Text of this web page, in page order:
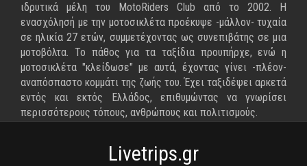
ιδρυτικά μέλη του MotoRiders Club από το 2002. Η
ενασχόλησή με την μοτοσικλέτα προέκυψε -μάλλον- τυχαία
σε ηλικία 27 ετών, συμμετέχοντας ως συνεπιβάτης σε μια
μοτοβόλτα. Το πάθος για τα ταξίδια προυπήρχε, ενώ η
μοτοσικλέτα "κλείδωσε" με αυτά, έχοντας γίνει -πλέον-
αναπόσπαστο κομμάτι της ζωής του. Έχει ταξιδέψει αρκετά
εντός και εκτός Ελλάδος, επιθυμώντας να γνωρίσει
περισσότερους τόπους, ανθρώπους και πολιτισμούς.
Livetrips.gr